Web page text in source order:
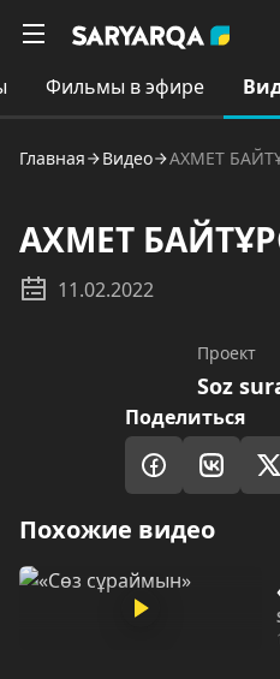
Фильмы в эфире
Главная Видео АХМЕТ
АХМЕТ
11.02.2022
Проект
Soz
Поделиться
Похожие видео